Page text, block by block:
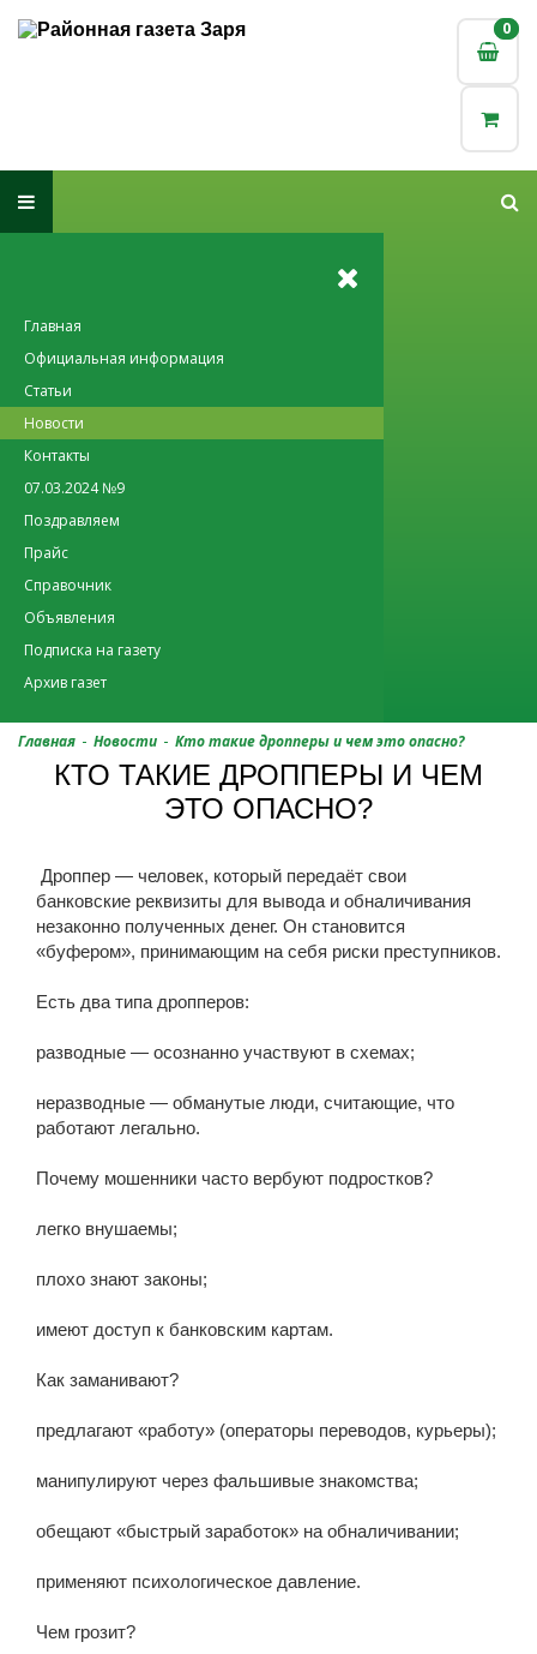
0
0
Главная
Официальная информация
Статьи
Новости
Контакты
07.03.2024 №9
Поздравляем
Прайс
Справочник
Объявления
Подписка на газету
Архив газет
Главная - Новости - Кто такие дропперы и чем это опасно?
КТО ТАКИЕ ДРОППЕРЫ И ЧЕМ
ЭТО ОПАСНО?
Дроппер — человек, который передаёт свои
банковские реквизиты для вывода и обналичивания
незаконно полученных денег. Он становится
«буфером», принимающим на себя риски преступников.
Есть два типа дропперов:
разводные — осознанно участвуют в схемах;
неразводные — обманутые люди, считающие, что
работают легально.
Почему мошенники часто вербуют подростков?
легко внушаемы;
плохо знают законы;
имеют доступ к банковским картам.
Как заманивают?
предлагают «работу» (операторы переводов, курьеры);
манипулируют через фальшивые знакомства;
обещают «быстрый заработок» на обналичивании;
применяют психологическое давление.
Чем грозит?